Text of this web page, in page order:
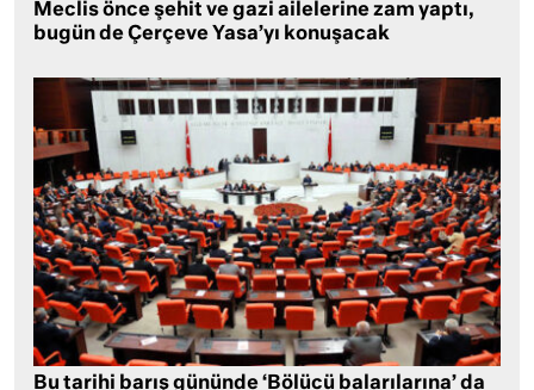
Meclis önce şehit ve gazi ailelerine zam yaptı,
bugün de Çerçeve Yasa’yı konuşacak
Bu tarihi barış gününde ‘Bölücü balarılarına’ da